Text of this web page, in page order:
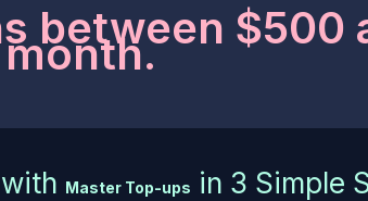
between $500
month.
Master Top-ups in 3 Simple